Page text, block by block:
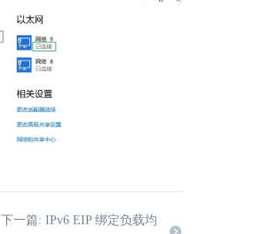
下一篇: IPv6 EIP 绑定负载均